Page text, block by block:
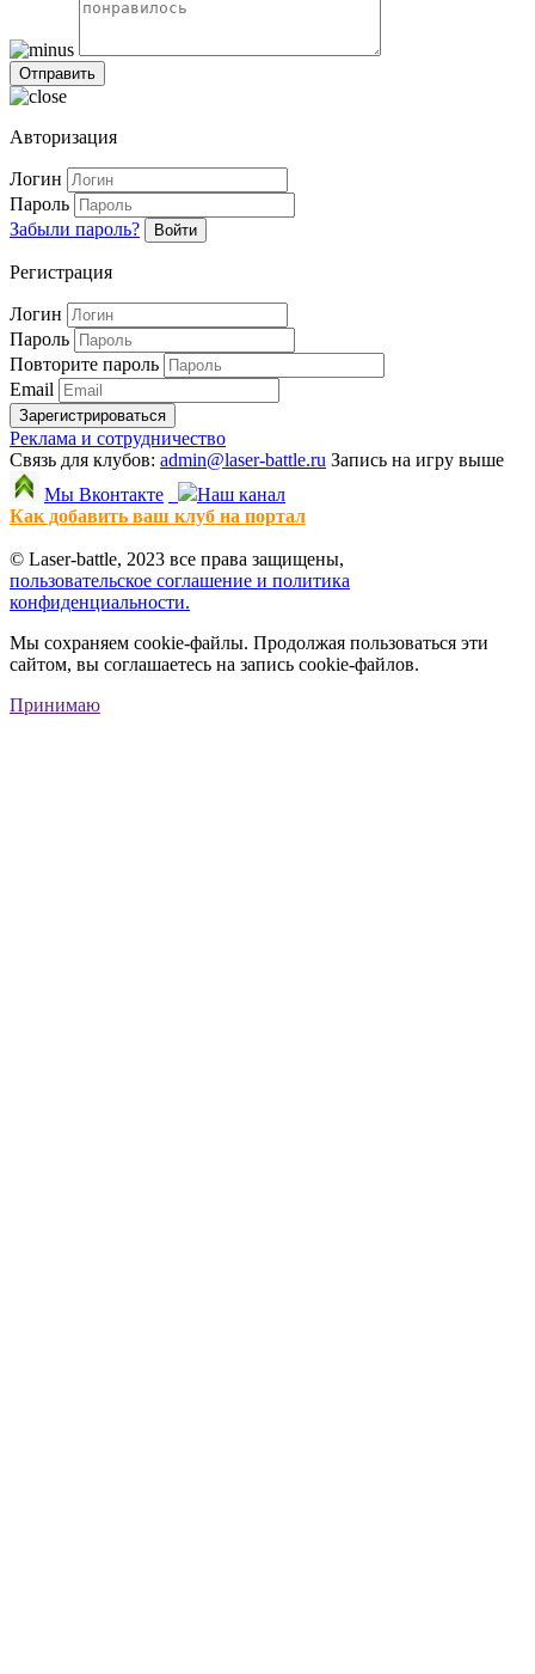
Авторизация
Логин
Пароль
Забыли пароль?
Войти
Регистрация
Логин
Пароль
Повторите пароль
Email
Зарегистрироваться
Реклама и сотрудничество
Связь для клубов: admin@laser-battle.ru Запись на игру выше
Мы Вконтакте
Наш канал
Как добавить ваш клуб на портал
© Laser-battle, 2023 все права защищены,
пользовательское соглашение и политика
конфиденциальности.
Мы сохраняем cookie-файлы. Продолжая пользоваться эти
сайтом, вы соглашаетесь на запись cookie-файлов.
Принимаю